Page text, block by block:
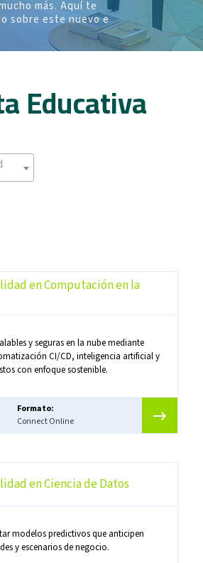
más. Aquí te
sobre este nuevo e
Educativa
en Computación en la
y seguras en la nube mediante
CI/CD, inteligencia artificial y
con enfoque sostenible.
Formato:
Connect Online
en Ciencia de Datos
modelos predictivos que anticipen
y escenarios de negocio.